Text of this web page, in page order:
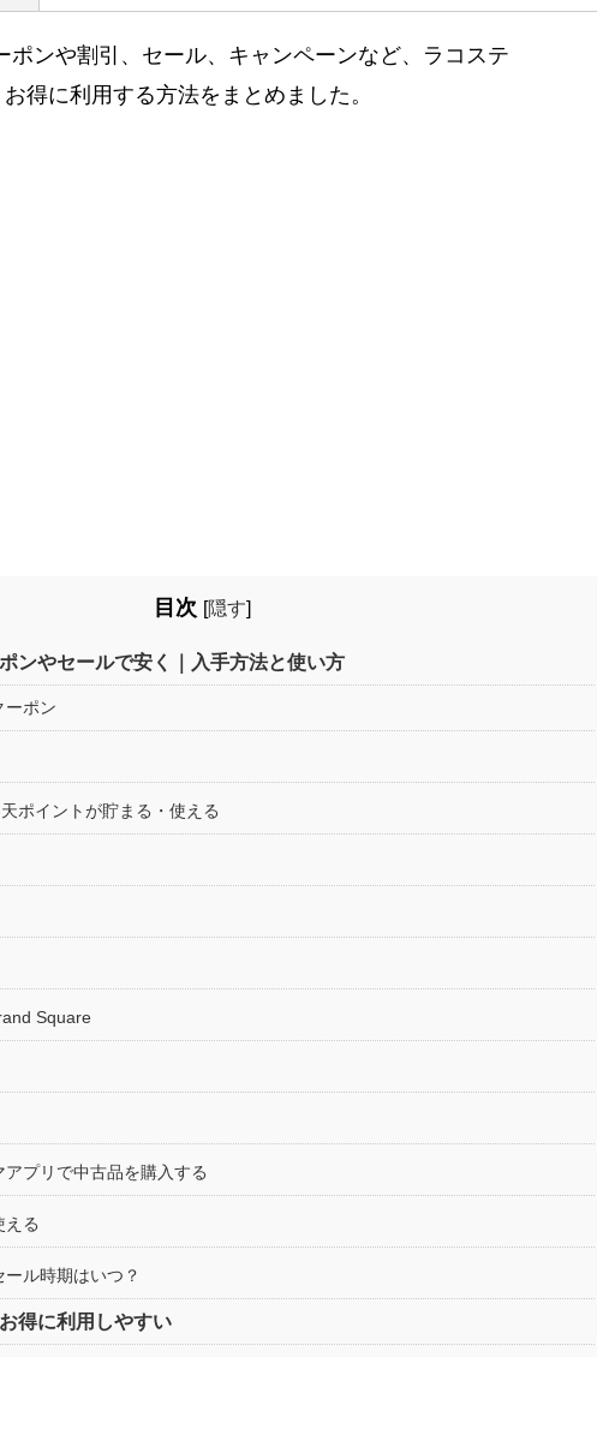
ポンや割引、セール、キャンペーンなど、ラコステ
得に利用する方法をまとめました。
目次 [隠す]
ンやセールで安く｜入手方法と使い方
ーポン
ポイントが貯まる・使える
Square
プリで中古品を購入する
える
ル時期はいつ？
得に利用しやすい